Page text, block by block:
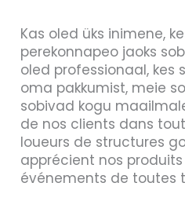
Kas oled üks inimene,
perekonnapeo jaoks
oled professionaal, kes
oma pakkumist, meie
sobivad kogu
de nos clients dans
loueurs de structures
apprécient nos
événements de toutes